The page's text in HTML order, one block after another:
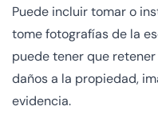
Puede incluir tomar o
tome fotografías de la
puede tener que
daños a la propiedad,
evidencia.